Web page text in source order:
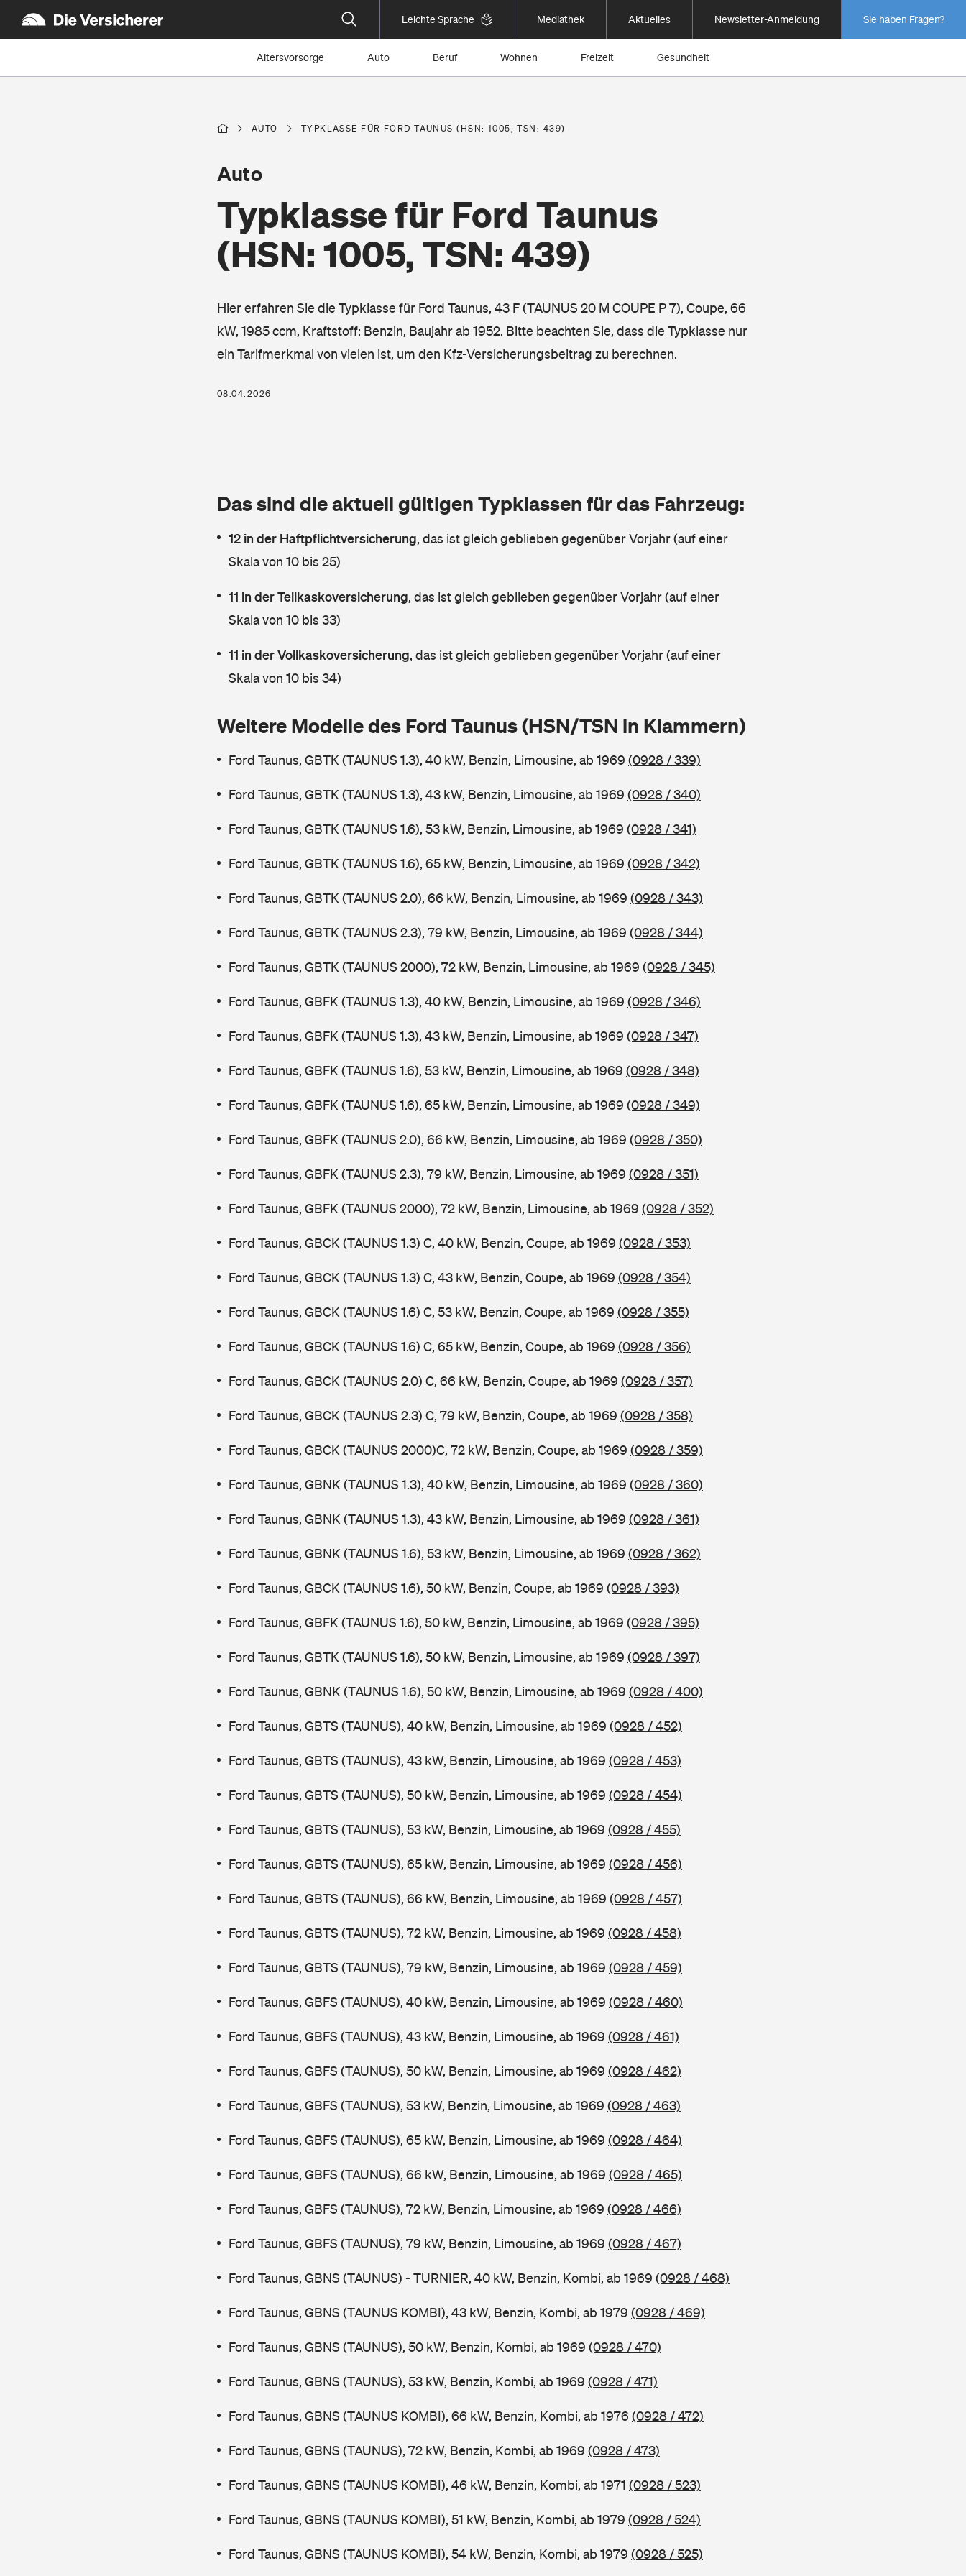
Leichte Sprache Mediathek Aktuelles Newsletter-Anmeldung Sie haben Fragen?
Altersvorsorge Auto Beruf Wohnen Freizeit Gesundheit
AUTO TYPKLASSE FÜR FORD TAUNUS (HSN: 1005, TSN: 439)
Typklasse für Ford Taunus
(HSN: 1005, TSN: 439)
Auto
Hier erfahren Sie die Typklasse für Ford Taunus, 43 F (TAUNUS 20 M COUPE P 7), Coupe, 66
kW, 1985 ccm, Kraftstoff: Benzin, Baujahr ab 1952. Bitte beachten Sie, dass die Typklasse nur
ein Tarifmerkmal von vielen ist, um den Kfz-Versicherungsbeitrag zu berechnen.
08.04.2026
Das sind die aktuell gültigen Typklassen für das Fahrzeug:
12 in der Haftpflichtversicherung, das ist gleich geblieben gegenüber Vorjahr (auf einer
Skala von 10 bis 25)
11 in der Teilkaskoversicherung, das ist gleich geblieben gegenüber Vorjahr (auf einer
Skala von 10 bis 33)
11 in der Vollkaskoversicherung, das ist gleich geblieben gegenüber Vorjahr (auf einer
Skala von 10 bis 34)
Weitere Modelle des Ford Taunus (HSN/TSN in Klammern)
Ford Taunus, GBTK (TAUNUS 1.3), 40 kW, Benzin, Limousine, ab 1969 (0928 / 339)
Ford Taunus, GBTK (TAUNUS 1.3), 43 kW, Benzin, Limousine, ab 1969 (0928 / 340)
Ford Taunus, GBTK (TAUNUS 1.6), 53 kW, Benzin, Limousine, ab 1969 (0928 / 341)
Ford Taunus, GBTK (TAUNUS 1.6), 65 kW, Benzin, Limousine, ab 1969 (0928 / 342)
Ford Taunus, GBTK (TAUNUS 2.0), 66 kW, Benzin, Limousine, ab 1969 (0928 / 343)
Ford Taunus, GBTK (TAUNUS 2.3), 79 kW, Benzin, Limousine, ab 1969 (0928 / 344)
Ford Taunus, GBTK (TAUNUS 2000), 72 kW, Benzin, Limousine, ab 1969 (0928 / 345)
Ford Taunus, GBFK (TAUNUS 1.3), 40 kW, Benzin, Limousine, ab 1969 (0928 / 346)
Ford Taunus, GBFK (TAUNUS 1.3), 43 kW, Benzin, Limousine, ab 1969 (0928 / 347)
Ford Taunus, GBFK (TAUNUS 1.6), 53 kW, Benzin, Limousine, ab 1969 (0928 / 348)
Ford Taunus, GBFK (TAUNUS 1.6), 65 kW, Benzin, Limousine, ab 1969 (0928 / 349)
Ford Taunus, GBFK (TAUNUS 2.0), 66 kW, Benzin, Limousine, ab 1969 (0928 / 350)
Ford Taunus, GBFK (TAUNUS 2.3), 79 kW, Benzin, Limousine, ab 1969 (0928 / 351)
Ford Taunus, GBFK (TAUNUS 2000), 72 kW, Benzin, Limousine, ab 1969 (0928 / 352)
Ford Taunus, GBCK (TAUNUS 1.3) C, 40 kW, Benzin, Coupe, ab 1969 (0928 / 353)
Ford Taunus, GBCK (TAUNUS 1.3) C, 43 kW, Benzin, Coupe, ab 1969 (0928 / 354)
Ford Taunus, GBCK (TAUNUS 1.6) C, 53 kW, Benzin, Coupe, ab 1969 (0928 / 355)
Ford Taunus, GBCK (TAUNUS 1.6) C, 65 kW, Benzin, Coupe, ab 1969 (0928 / 356)
Ford Taunus, GBCK (TAUNUS 2.0) C, 66 kW, Benzin, Coupe, ab 1969 (0928 / 357)
Ford Taunus, GBCK (TAUNUS 2.3) C, 79 kW, Benzin, Coupe, ab 1969 (0928 / 358)
Ford Taunus, GBCK (TAUNUS 2000)C, 72 kW, Benzin, Coupe, ab 1969 (0928 / 359)
Ford Taunus, GBNK (TAUNUS 1.3), 40 kW, Benzin, Limousine, ab 1969 (0928 / 360)
Ford Taunus, GBNK (TAUNUS 1.3), 43 kW, Benzin, Limousine, ab 1969 (0928 / 361)
Ford Taunus, GBNK (TAUNUS 1.6), 53 kW, Benzin, Limousine, ab 1969 (0928 / 362)
Ford Taunus, GBCK (TAUNUS 1.6), 50 kW, Benzin, Coupe, ab 1969 (0928 / 393)
Ford Taunus, GBFK (TAUNUS 1.6), 50 kW, Benzin, Limousine, ab 1969 (0928 / 395)
Ford Taunus, GBTK (TAUNUS 1.6), 50 kW, Benzin, Limousine, ab 1969 (0928 / 397)
Ford Taunus, GBNK (TAUNUS 1.6), 50 kW, Benzin, Limousine, ab 1969 (0928 / 400)
Ford Taunus, GBTS (TAUNUS), 40 kW, Benzin, Limousine, ab 1969 (0928 / 452)
Ford Taunus, GBTS (TAUNUS), 43 kW, Benzin, Limousine, ab 1969 (0928 / 453)
Ford Taunus, GBTS (TAUNUS), 50 kW, Benzin, Limousine, ab 1969 (0928 / 454)
Ford Taunus, GBTS (TAUNUS), 53 kW, Benzin, Limousine, ab 1969 (0928 / 455)
Ford Taunus, GBTS (TAUNUS), 65 kW, Benzin, Limousine, ab 1969 (0928 / 456)
Ford Taunus, GBTS (TAUNUS), 66 kW, Benzin, Limousine, ab 1969 (0928 / 457)
Ford Taunus, GBTS (TAUNUS), 72 kW, Benzin, Limousine, ab 1969 (0928 / 458)
Ford Taunus, GBTS (TAUNUS), 79 kW, Benzin, Limousine, ab 1969 (0928 / 459)
Ford Taunus, GBFS (TAUNUS), 40 kW, Benzin, Limousine, ab 1969 (0928 / 460)
Ford Taunus, GBFS (TAUNUS), 43 kW, Benzin, Limousine, ab 1969 (0928 / 461)
Ford Taunus, GBFS (TAUNUS), 50 kW, Benzin, Limousine, ab 1969 (0928 / 462)
Ford Taunus, GBFS (TAUNUS), 53 kW, Benzin, Limousine, ab 1969 (0928 / 463)
Ford Taunus, GBFS (TAUNUS), 65 kW, Benzin, Limousine, ab 1969 (0928 / 464)
Ford Taunus, GBFS (TAUNUS), 66 kW, Benzin, Limousine, ab 1969 (0928 / 465)
Ford Taunus, GBFS (TAUNUS), 72 kW, Benzin, Limousine, ab 1969 (0928 / 466)
Ford Taunus, GBFS (TAUNUS), 79 kW, Benzin, Limousine, ab 1969 (0928 / 467)
Ford Taunus, GBNS (TAUNUS) - TURNIER, 40 kW, Benzin, Kombi, ab 1969 (0928 / 468)
Ford Taunus, GBNS (TAUNUS KOMBI), 43 kW, Benzin, Kombi, ab 1979 (0928 / 469)
Ford Taunus, GBNS (TAUNUS), 50 kW, Benzin, Kombi, ab 1969 (0928 / 470)
Ford Taunus, GBNS (TAUNUS), 53 kW, Benzin, Kombi, ab 1969 (0928 / 471)
Ford Taunus, GBNS (TAUNUS KOMBI), 66 kW, Benzin, Kombi, ab 1976 (0928 / 472)
Ford Taunus, GBNS (TAUNUS), 72 kW, Benzin, Kombi, ab 1969 (0928 / 473)
Ford Taunus, GBNS (TAUNUS KOMBI), 46 kW, Benzin, Kombi, ab 1971 (0928 / 523)
Ford Taunus, GBNS (TAUNUS KOMBI), 51 kW, Benzin, Kombi, ab 1979 (0928 / 524)
Ford Taunus, GBNS (TAUNUS KOMBI), 54 kW, Benzin, Kombi, ab 1979 (0928 / 525)